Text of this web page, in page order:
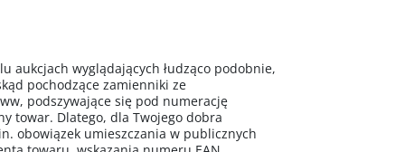
aukcjach wyglądających łudząco podobnie,
pochodzące zamienniki ze
podszywające się pod numerację
towar. Dlatego, dla Twojego dobra
obowiązek umieszczania w publicznych